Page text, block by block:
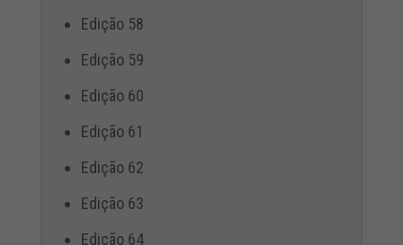
Edição 58
Edição 59
Edição 60
Edição 61
Edição 62
Edição 63
Edição 64